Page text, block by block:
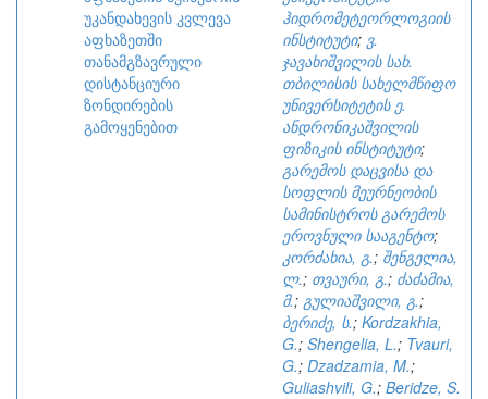
უკანდახევის კვლევა
აფხაზეთში
თანამგზავრული
დისტანციური
ზონდირების
გამოყენებით
ჰიდრომეტეორლოგიის
ინსტიტუტი; ვ.
ჯავახიშვილის სახ.
თბილისის სახელმწიფო
უნივერსიტეტის ე.
ანდრონიკაშვილის
ფიზიკის ინსტიტუტი;
გარემოს დაცვისა და
სოფლის მეურნეობის
სამინისტროს გარემოს
ეროვნული სააგენტო;
კორძახია, გ.; შენგელია,
ლ.; თვაური, გ.; ძაძამია,
მ.; გულიაშვილი, გ.;
ბერიძე, ს.; Kordzakhia,
G.; Shengelia, L.; Tvauri,
G.; Dzadzamia, M.;
Guliashvili, G.; Beridze, S.